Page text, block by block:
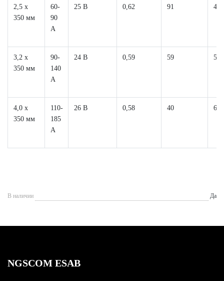
2,5 x
350 мм
60-
90
A
25 В 0,62 91 49
3,2 x
350 мм
90-
140
A
24 В 0,59 59 57
4,0 x
350 мм
110-
185
A
26 В 0,58 40 64
В наличии Да
NGSCOM ESAB